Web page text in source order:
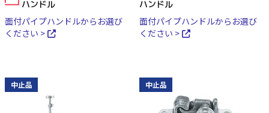
ハンドル
面付パイプハンドルからお選び
ください >
ハンドル
面付パイプハンドルからお選び
ください >
中止品 中止品